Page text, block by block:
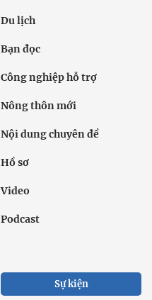
Du lịch
Bạn đọc
Công nghiệp hỗ trợ
Nông thôn mới
Nội dung chuyên đề
Hồ sơ
Video
Podcast
Sự kiện